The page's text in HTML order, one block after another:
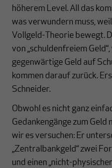
höherem Level. All das
was verwundern muss,
Vollgeld-Theorie bewegt.
von „schuldenfreiem
gegenwärtige Geld auf
kommen darauf zurück.
Schneider.
Obwohl es nicht ganz
Gedankengänge zum Geld
wir es versuchen: Er
„Zentralbankgeld“ zwei
und einen „nicht-physischen